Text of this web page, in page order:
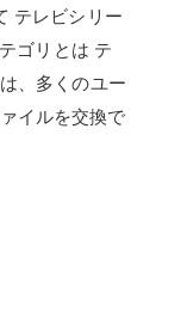
テレビシリー
ゴリとは テ
、多くのユー
イルを交換で